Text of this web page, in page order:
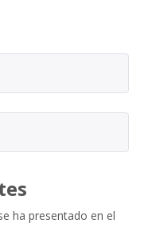
ha presentado en el